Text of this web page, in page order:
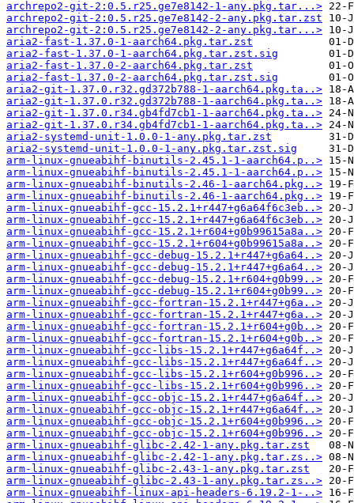
archrepo2-git-2:0.5.r25.ge7e8142-1-any.pkg.tar...>
archrepo2-git-2:0.5.r25.ge7e8142-2-any.pkg.tar.zst
archrepo2-git-2:0.5.r25.ge7e8142-2-any.pkg.tar...>
aria2-fast-1.37.0-1-aarch64.pkg.tar.zst
aria2-fast-1.37.0-1-aarch64.pkg.tar.zst.sig
aria2-fast-1.37.0-2-aarch64.pkg.tar.zst
aria2-fast-1.37.0-2-aarch64.pkg.tar.zst.sig
aria2-git-1.37.0.r32.gd372b788-1-aarch64.pkg.ta..>
aria2-git-1.37.0.r32.gd372b788-1-aarch64.pkg.ta..>
aria2-git-1.37.0.r34.gb4fd7cb1-1-aarch64.pkg.ta..>
aria2-git-1.37.0.r34.gb4fd7cb1-1-aarch64.pkg.ta..>
aria2-systemd-unit-1.0.0-1-any.pkg.tar.zst
aria2-systemd-unit-1.0.0-1-any.pkg.tar.zst.sig
arm-linux-gnueabihf-binutils-2.45.1-1-aarch64.p..>
arm-linux-gnueabihf-binutils-2.45.1-1-aarch64.p..>
arm-linux-gnueabihf-binutils-2.46-1-aarch64.pkg..>
arm-linux-gnueabihf-binutils-2.46-1-aarch64.pkg..>
arm-linux-gnueabihf-gcc-15.2.1+r447+g6a64f6c3eb..>
arm-linux-gnueabihf-gcc-15.2.1+r447+g6a64f6c3eb..>
arm-linux-gnueabihf-gcc-15.2.1+r604+g0b99615a8a..>
arm-linux-gnueabihf-gcc-15.2.1+r604+g0b99615a8a..>
arm-linux-gnueabihf-gcc-debug-15.2.1+r447+g6a64..>
arm-linux-gnueabihf-gcc-debug-15.2.1+r447+g6a64..>
arm-linux-gnueabihf-gcc-debug-15.2.1+r604+g0b99..>
arm-linux-gnueabihf-gcc-debug-15.2.1+r604+g0b99..>
arm-linux-gnueabihf-gcc-fortran-15.2.1+r447+g6a..>
arm-linux-gnueabihf-gcc-fortran-15.2.1+r447+g6a..>
arm-linux-gnueabihf-gcc-fortran-15.2.1+r604+g0b..>
arm-linux-gnueabihf-gcc-fortran-15.2.1+r604+g0b..>
arm-linux-gnueabihf-gcc-libs-15.2.1+r447+g6a64f..>
arm-linux-gnueabihf-gcc-libs-15.2.1+r447+g6a64f..>
arm-linux-gnueabihf-gcc-libs-15.2.1+r604+g0b996..>
arm-linux-gnueabihf-gcc-libs-15.2.1+r604+g0b996..>
arm-linux-gnueabihf-gcc-objc-15.2.1+r447+g6a64f..>
arm-linux-gnueabihf-gcc-objc-15.2.1+r447+g6a64f..>
arm-linux-gnueabihf-gcc-objc-15.2.1+r604+g0b996..>
arm-linux-gnueabihf-gcc-objc-15.2.1+r604+g0b996..>
arm-linux-gnueabihf-glibc-2.42-1-any.pkg.tar.zst
arm-linux-gnueabihf-glibc-2.42-1-any.pkg.tar.zs..>
arm-linux-gnueabihf-glibc-2.43-1-any.pkg.tar.zst
arm-linux-gnueabihf-glibc-2.43-1-any.pkg.tar.zs..>
arm-linux-gnueabihf-linux-api-headers-6.19.2-1-..>